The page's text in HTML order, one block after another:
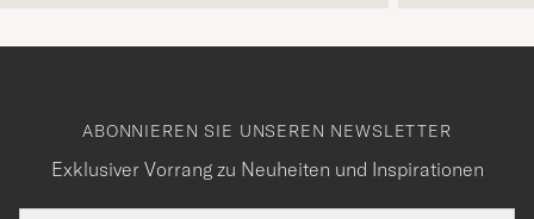
ABONNIEREN SIE UNSEREN NEWSLETTER
Exklusiver Vorrang zu Neuheiten und Inspirationen